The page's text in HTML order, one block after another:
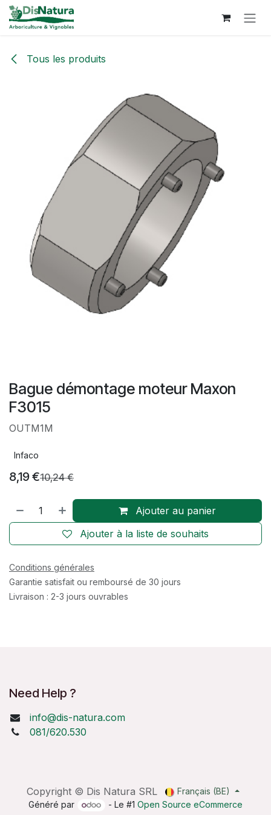
Se rendre au contenu
Tous les produits
Bague démontage moteur Maxon
F3015
OUTM1M
Infaco
8,19€10,24€
Ajouter au panier
Ajouter à la liste de souhaits
Conditions générales
Garantie satisfait ou remboursé de 30 jours
Livraison : 2-3 jours ouvrables
Need Help ?
info@dis-natura.com
081/620.530
Copyright © Dis Natura SRL
Français (BE)
Généré par
- Le #1Open Source eCommerce